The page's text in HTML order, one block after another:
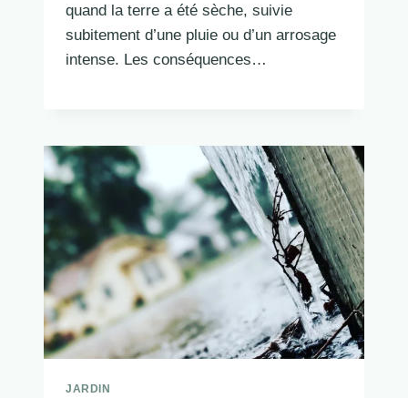
quand la terre a été sèche, suivie
subitement d’une pluie ou d’un arrosage
intense. Les conséquences…
JARDIN